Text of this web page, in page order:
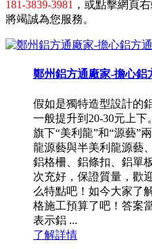
181-3839-3981 ，或點擊網頁
將竭誠為您服務。
鄭州鋁方通廠家-擔心鋁
假如是獨特造型設計的
一般提升到20-30元上
旗下“美利龍”和“源藝”
龍源藝與半美利龍源藝
鋁格柵、鋁條扣、鋁單
次充好，保證質量，歡
么特點吧！如今大家了
格施工預算了吧！答案
表示鋁 ...
了解詳情